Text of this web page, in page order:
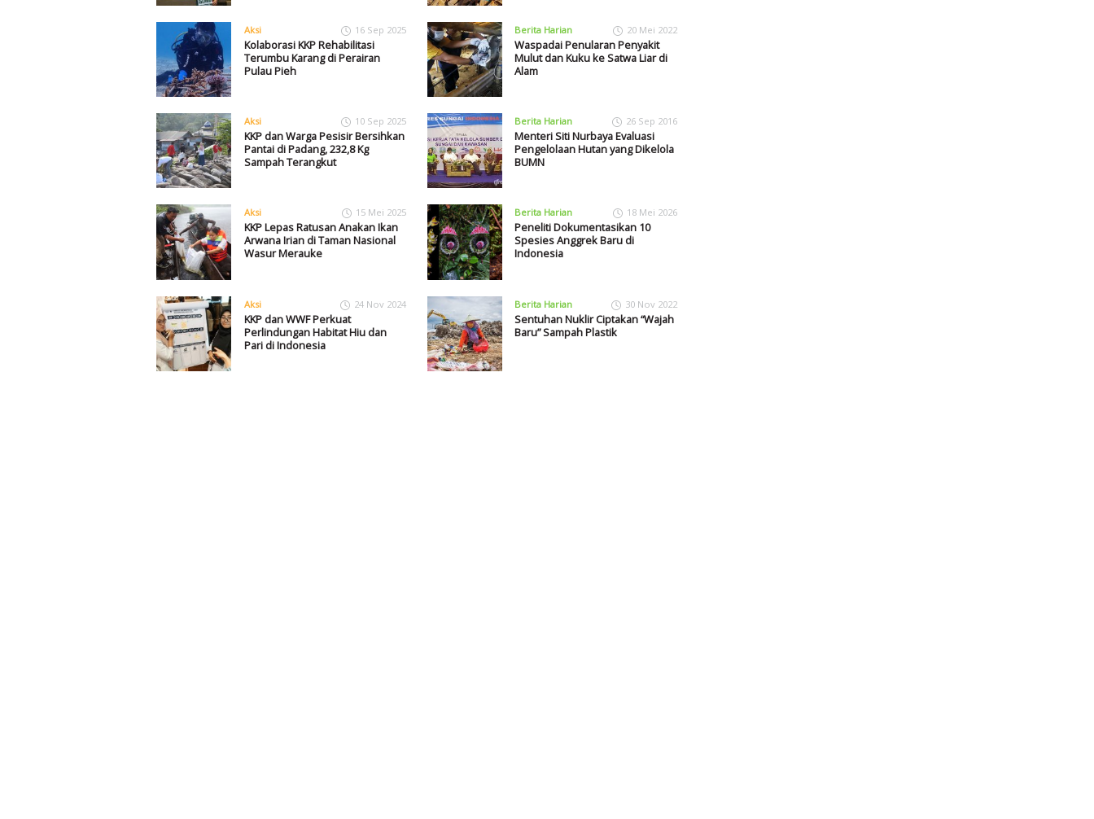
Aksi 16 Sep 2025
Kolaborasi KKP Rehabilitasi
Terumbu Karang di Perairan
Pulau Pieh
Aksi 10 Sep 2025
KKP dan Warga Pesisir Bersihkan
Pantai di Padang, 232,8 Kg
Sampah Terangkut
Aksi 15 Mei 2025
KKP Lepas Ratusan Anakan Ikan
Arwana Irian di Taman Nasional
Wasur Merauke
Aksi 24 Nov 2024
KKP dan WWF Perkuat
Perlindungan Habitat Hiu dan
Pari di Indonesia
Berita Harian 20 Mei 2022
Waspadai Penularan Penyakit
Mulut dan Kuku ke Satwa Liar di
Alam
Berita Harian 26 Sep 2016
Menteri Siti Nurbaya Evaluasi
Pengelolaan Hutan yang Dikelola
BUMN
Berita Harian 18 Mei 2026
Peneliti Dokumentasikan 10
Spesies Anggrek Baru di
Indonesia
Berita Harian 30 Nov 2022
Sentuhan Nuklir Ciptakan “Wajah
Baru” Sampah Plastik